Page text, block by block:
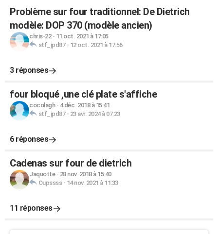
Problème sur four traditionnel: De Dietrich
modèle: DOP 370 (modèle ancien)
chris-22- 11 oct. 2021 à 17:05
stf_jpd87- 12 oct. 2021 à 17:56
3 réponses
four bloqué ,une clé plate s'affiche
cocolagh- 4 déc. 2018 à 15:41
stf_jpd87- 23 avr. 2024 à 07:23
6 réponses
Cadenas sur four de dietrich
Jaquotte- 28 nov. 2018 à 15:40
Oupssss- 14 nov. 2021 à 11:33
11 réponses